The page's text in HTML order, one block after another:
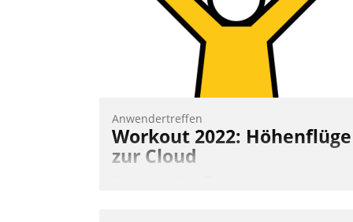
Anwendertreffen
Workout 2022: Höhenflüge
zur Cloud